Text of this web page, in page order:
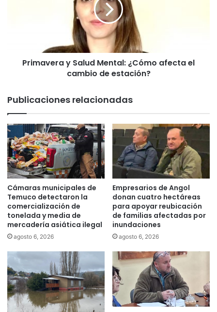
a
l
s
y
m
i
c
o
e
m
p
r
a
s
o
r
g
u
d
M
e
n
t
a
l
:
¿
C
ó
m
o
e
c
t
a
e
Primavera y Salud Mental: ¿Cómo afecta el
cambio de estación?
Publicaciones relacionadas
Cámaras municipales de
Temuco detectaron la
comercialización de
tonelada y media de
mercadería asiática ilegal
agosto 6, 2026
Empresarios de Angol
donan cuatro hectáreas
para apoyar reubicación
de familias afectadas por
inundaciones
agosto 6, 2026